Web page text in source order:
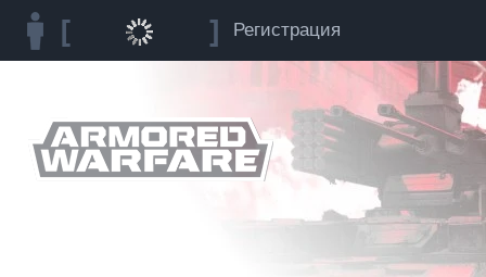
Регистрация